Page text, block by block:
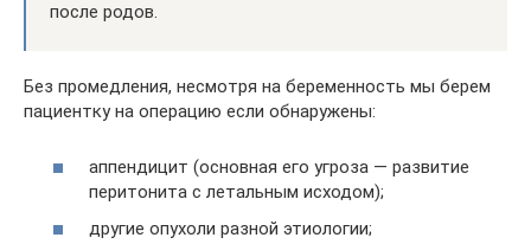
после родов.
Без промедления, несмотря на беременность мы берем
пациентку на операцию если обнаружены:
аппендицит (основная его угроза — развитие
перитонита с летальным исходом);
другие опухоли разной этиологии;